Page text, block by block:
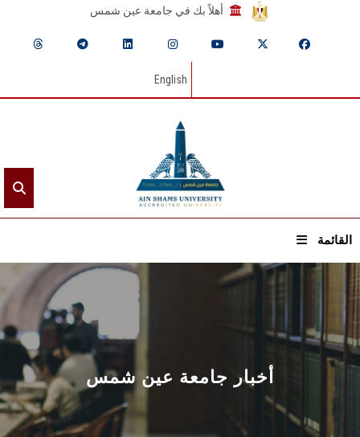
أهلاً بك في جامعة عين شمس
English
القائمة
الرئيسيـة
عن الجامعة
القطاعـات
الشئون الأكاديمية
أخبار جامعة عين شمس